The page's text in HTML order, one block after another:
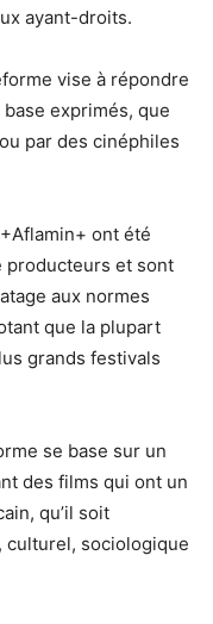
ayant-droits.
vise à répondre
exprimés, que
par des cinéphiles
ont été
producteurs et sont
aux normes
que la plupart
grands festivals
se base sur un
des films qui ont un
qu’il soit
sociologique